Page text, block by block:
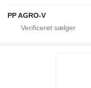
PP AGRO-V